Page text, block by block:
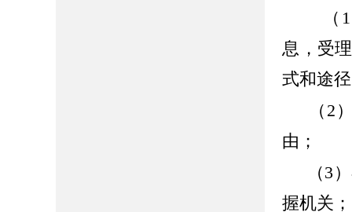
（ 1
息，受
式和途
（2
由；
（3
握机关；